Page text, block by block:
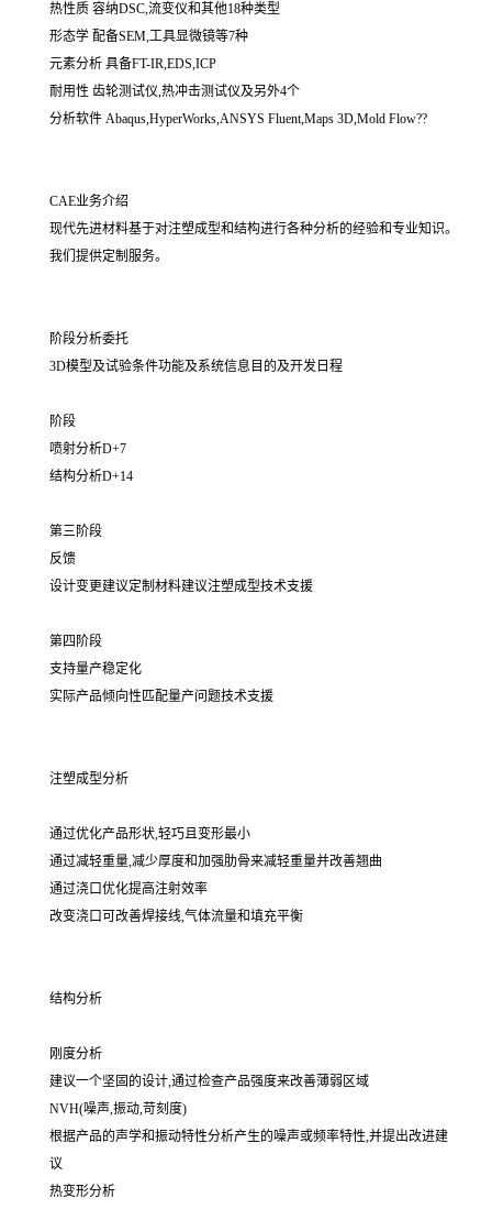
热性质 容纳DSC,流变仪和其他18种类型
形态学 配备SEM,工具显微镜等7种
元素分析 具备FT-IR,EDS,ICP
耐用性 齿轮测试仪,热冲击测试仪及另外4个
分析软件 Abaqus,HyperWorks,ANSYS Fluent,Maps 3D,Mold Flow??
CAE业务介绍
现代先进材料基于对注塑成型和结构进行各种分析的经验和专业知识。
我们提供定制服务。
阶段分析委托
3D模型及试验条件功能及系统信息目的及开发日程
阶段
喷射分析D+7
结构分析D+14
第三阶段
反馈
设计变更建议定制材料建议注塑成型技术支援
第四阶段
支持量产稳定化
实际产品倾向性匹配量产问题技术支援
注塑成型分析
通过优化产品形状,轻巧且变形最小
通过减轻重量,减少厚度和加强肋骨来减轻重量并改善翘曲
通过浇口优化提高注射效率
改变浇口可改善焊接线,气体流量和填充平衡
结构分析
刚度分析
建议一个坚固的设计,通过检查产品强度来改善薄弱区域
NVH(噪声,振动,苛刻度)
根据产品的声学和振动特性分析产生的噪声或频率特性,并提出改进建
议
热变形分析